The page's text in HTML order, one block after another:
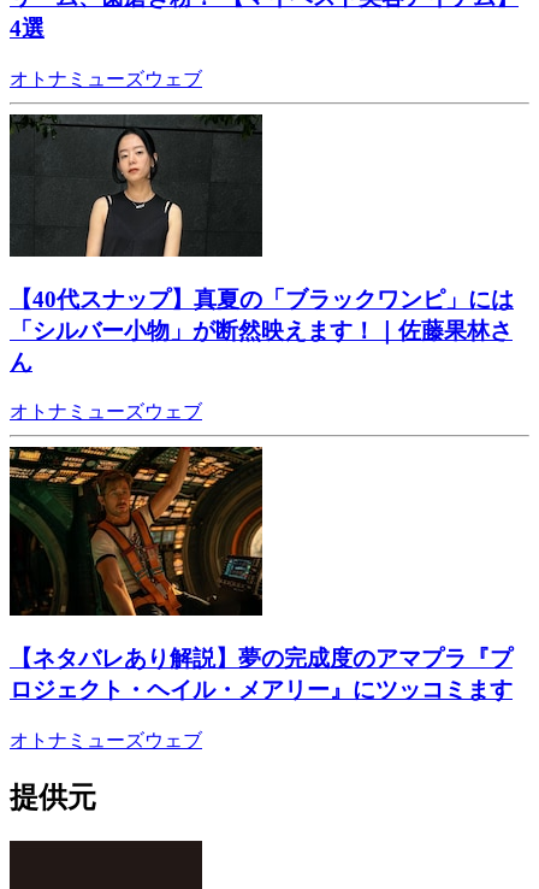
4選
オトナミューズウェブ
【40代スナップ】真夏の「ブラックワンピ」には
「シルバー小物」が断然映えます！｜佐藤果林さ
ん
オトナミューズウェブ
【ネタバレあり解説】夢の完成度のアマプラ『プ
ロジェクト・ヘイル・メアリー』にツッコミます
オトナミューズウェブ
提供元